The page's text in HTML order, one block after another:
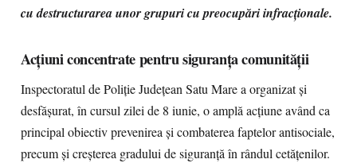
cu destructurarea unor grupuri cu preocupări infracționale.
Acțiuni concentrate pentru siguranța comunității
Inspectoratul de Poliție Județean Satu Mare a organizat și
desfășurat, în cursul zilei de 8 iunie, o amplă acțiune având ca
principal obiectiv prevenirea și combaterea faptelor antisociale,
precum și creșterea gradului de siguranță în rândul cetățenilor.